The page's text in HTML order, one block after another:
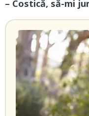
– Costică, să-mi